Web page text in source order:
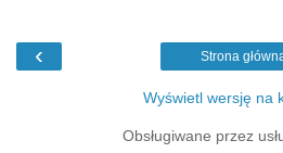
‹ Strona
Wyświetl wersję na
Obsługiwane przez